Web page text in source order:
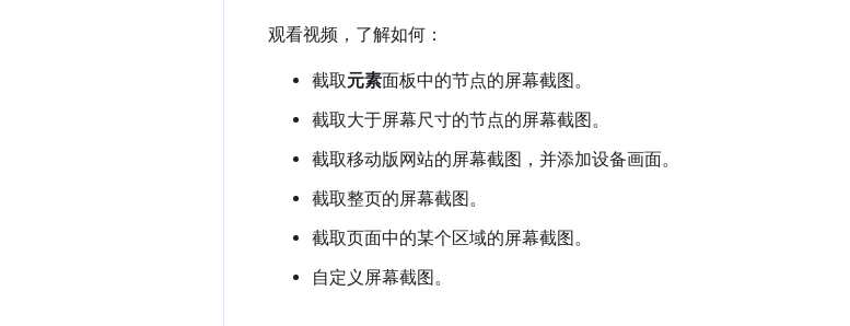
观看视频，了解如何：
截取元素面板中的节点的屏幕截图。
截取大于屏幕尺寸的节点的屏幕截图。
截取移动版网站的屏幕截图，并添加设备画面。
截取整页的屏幕截图。
截取页面中的某个区域的屏幕截图。
自定义屏幕截图。